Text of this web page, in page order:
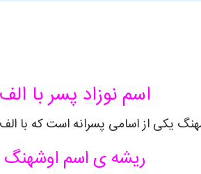
اسم نوزاد پسر با الف
یکی از اسامی پسرانه است که با
ریشه ی اسم اوشهنگ